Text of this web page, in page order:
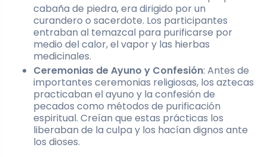
cabaña de piedra, era dirigido por un
curandero o sacerdote. Los participantes
entraban al temazcal para purificarse por
medio del calor, el vapor y las hierbas
medicinales.
Ceremonias de Ayuno y Confesión: Antes de
importantes ceremonias religiosas, los aztecas
practicaban el ayuno y la confesión de
pecados como métodos de purificación
espiritual. Creían que estas prácticas los
liberaban de la culpa y los hacían dignos ante
los dioses.